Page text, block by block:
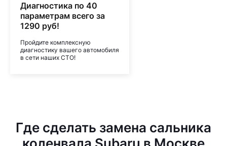
Диагностика по 40
параметрам всего за
1290 руб!
Пройдите комплексную
диагностику вашего автомобиля
в сети наших СТО!
Где сделать замена сальника